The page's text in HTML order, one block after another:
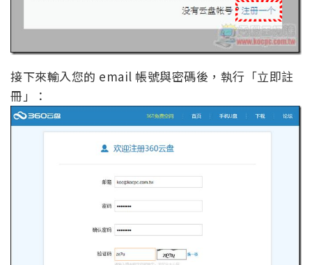
接下來輸入您的 email 帳號與密碼後，執行「立即註
冊」：